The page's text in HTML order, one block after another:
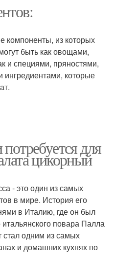
компоненты, из которых
быть как овощами,
и специями, пряностями,
ингредиентами, которые
для
цикорный
- это один из самых
в мире. История его
в Италию, где он был
итальянского повара Палла
стал одним из самых
и домашних кухнях по